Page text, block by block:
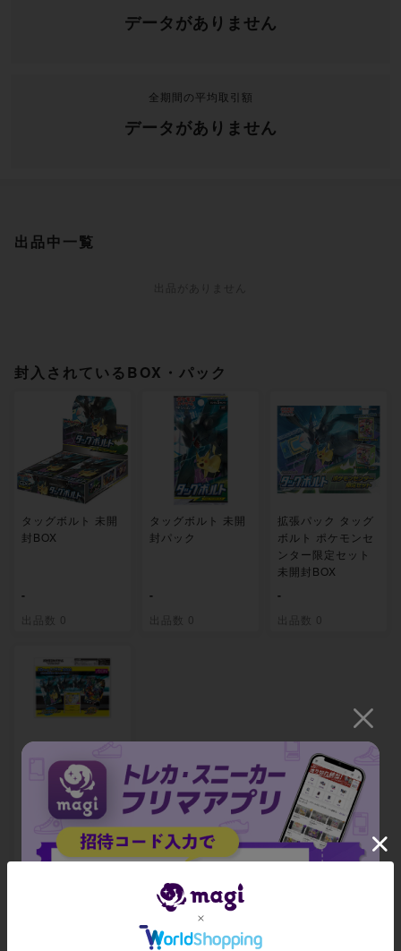
データがありません
全期間の平均取引額
データがありません
出品中一覧
封入されているBOX・パック
タッグボルト 未開
封BOX
-
出品数 0
タッグボルト 未開
封パック
-
出品数 0
拡張パック タッグ
ボルト ポケモンセ
ンター限定セット
未開封BOX
-
出品数 0
拡張パック「タッ
グボルト」発売記
念 イオン限定スペ
シャルパック 未開
封BOX
-